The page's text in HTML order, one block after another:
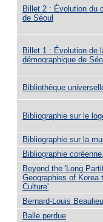
Billet 2 : Évolution du
de Séoul
Billet 1 : Évolution de
démographique de
Bibliothèque
Bibliographie sur le
Bibliographie sur la
Bibliographie
Beyond the 'Long
Geographies of Korea
Culture'
Bernard-Louis Beaulieu
Balle perdue